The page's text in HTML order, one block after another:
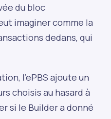
du bloc
imaginer comme la
dedans, qui
l’ePBS ajoute un
choisis au hasard à
si le Builder a donné